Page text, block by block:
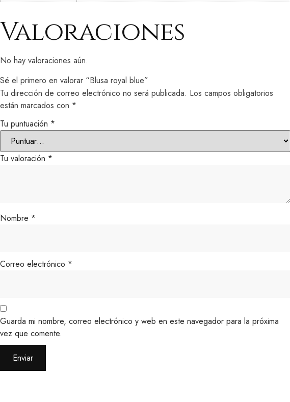
Valoraciones
No hay valoraciones aún.
Sé el primero en valorar “Blusa royal blue”
Tu dirección de correo electrónico no será publicada. Los campos obligatorios
están marcados con *
Tu puntuación *
Tu valoración *
Nombre *
Correo electrónico *
Guarda mi nombre, correo electrónico y web en este navegador para la próxima
vez que comente.